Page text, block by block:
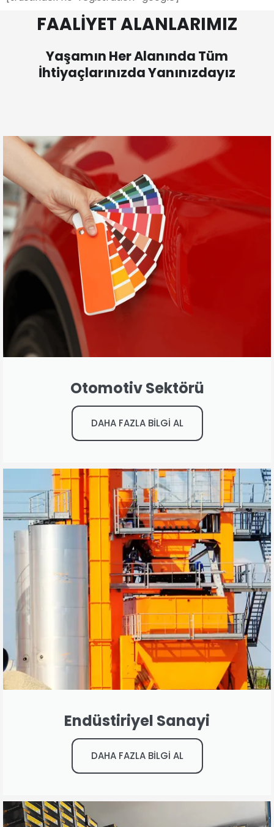
FAALİYET ALANLARIMIZ
Yaşamın Her Alanında Tüm
İhtiyaçlarınızda Yanınızdayız
Otomotiv Sektörü
DAHA FAZLA BİLGİ AL
Endüstiriyel Sanayi
DAHA FAZLA BİLGİ AL